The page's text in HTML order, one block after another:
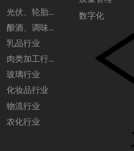
数字化
光伏、轮胎行业
酿酒、调味品行业
乳品行业
肉类加工行业
玻璃行业
化妆品行业
物流行业
农化行业